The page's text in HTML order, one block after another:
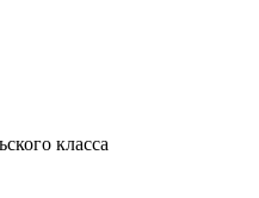
класса